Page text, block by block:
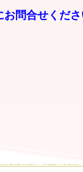
問合せくださ